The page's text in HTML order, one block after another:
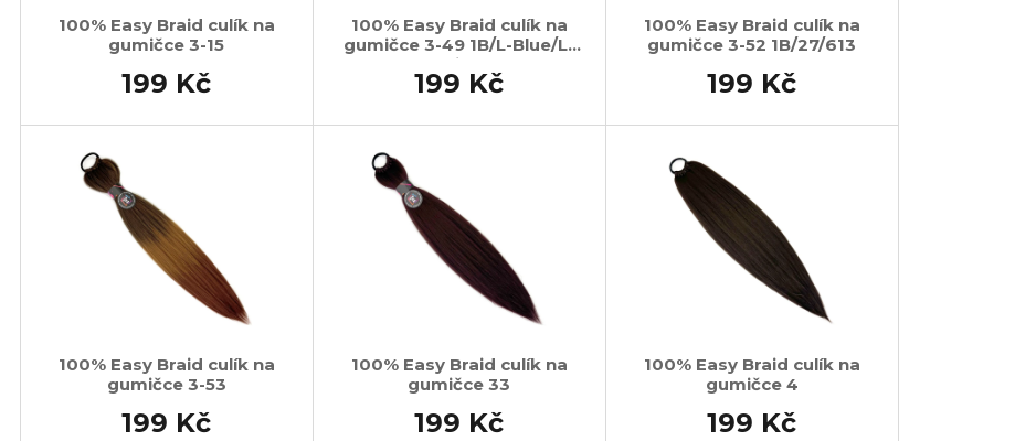
100% Easy Braid culík na
gumičce 3-15
199 Kč
100% Easy Braid culík na
gumičce 3-49 1B/L-Blue/L-
Mint
199 Kč
100% Easy Braid culík na
gumičce 3-52 1B/27/613
199 Kč
100% Easy Braid culík na
gumičce 3-53
199 Kč
100% Easy Braid culík na
gumičce 33
199 Kč
100% Easy Braid culík na
gumičce 4
199 Kč